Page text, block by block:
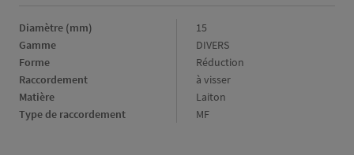
Diamètre (mm)
Diamètre
(mm)
15
Gamme
Gamme
DIVERS
Forme
Forme
Réduction
Raccordement
Raccordement
à visser
Matière
Matière
Laiton
Type de raccordement
Type
MF